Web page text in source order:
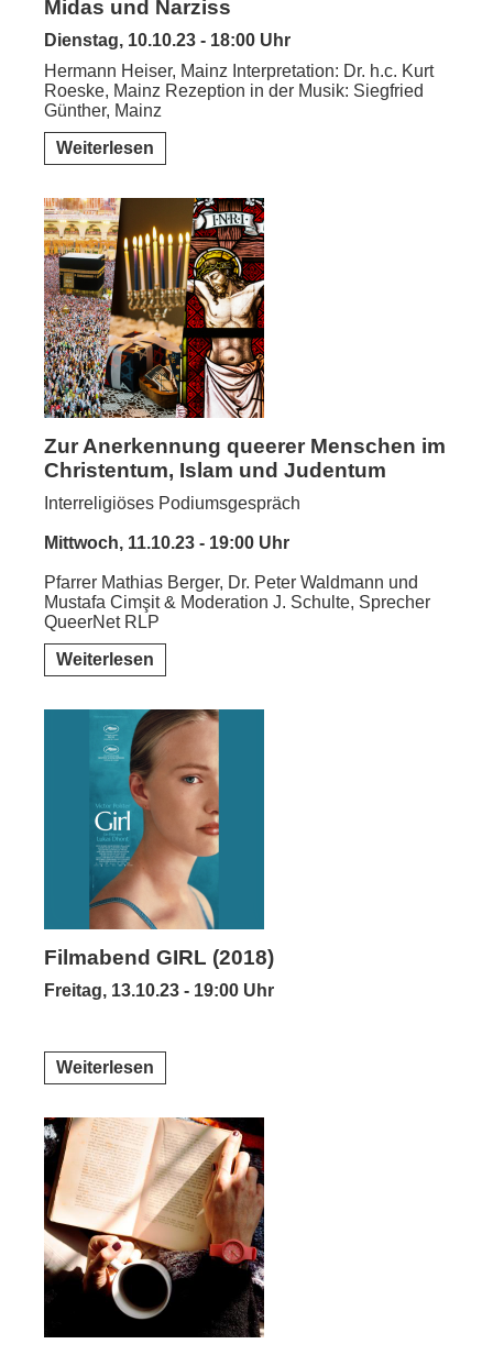
Midas und Narziss
Dienstag, 10.10.23 - 18:00 Uhr
Hermann Heiser, Mainz Interpretation: Dr. h.c. Kurt
Roeske, Mainz Rezeption in der Musik: Siegfried
Günther, Mainz
Weiterlesen
Zur Anerkennung queerer Menschen im
Christentum, Islam und Judentum
Interreligiöses Podiumsgespräch
Mittwoch, 11.10.23 - 19:00 Uhr
Pfarrer Mathias Berger, Dr. Peter Waldmann und
Mustafa Cimşit & Moderation J. Schulte, Sprecher
QueerNet RLP
Weiterlesen
Filmabend GIRL (2018)
Freitag, 13.10.23 - 19:00 Uhr
Weiterlesen